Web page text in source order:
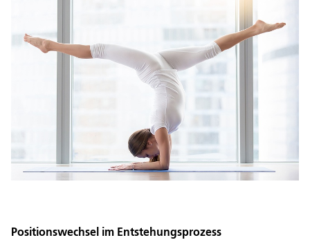
Positionswechsel im Entstehungsprozess